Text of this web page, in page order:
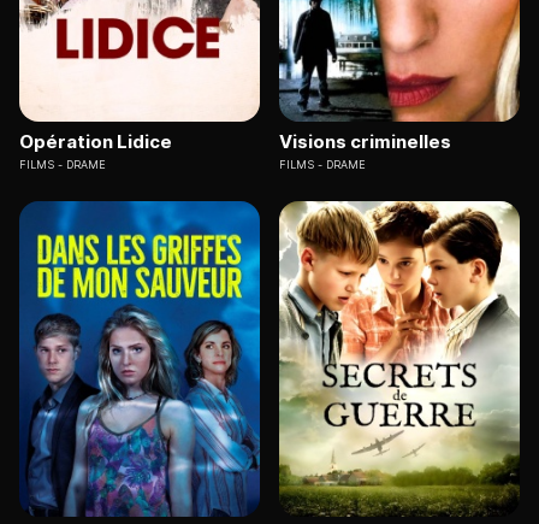
Opération Lidice
FILMS DRAME
Visions criminelles
FILMS DRAME